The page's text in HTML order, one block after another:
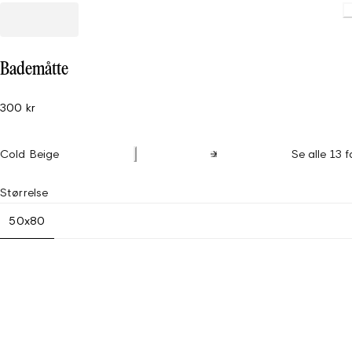
Bademåtte
300 kr
Cold Beige Se alle 13
Størrelse
50x80